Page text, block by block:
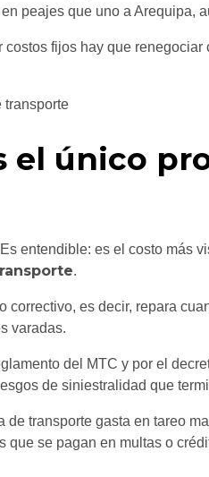
peajes que uno a Arequipa,
fijos hay que
único
entendible: es el costo más
.
es decir, repara
varadas.
del MTC y por el
de siniestralidad que
transporte gasta en tareo
que se pagan en multas o